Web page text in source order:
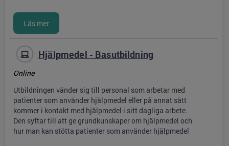
Hjälpmedel - Basutbildning
Online
Utbildningen vänder sig till personal som arbetar med
patienter som använder hjälpmedel eller på annat sätt
kommer i kontakt med hjälpmedel i sitt dagliga arbete.
Den syftar till att ge grundkunskaper om hjälpmedel och
hur man kan stötta patienter som använder hjälpmedel